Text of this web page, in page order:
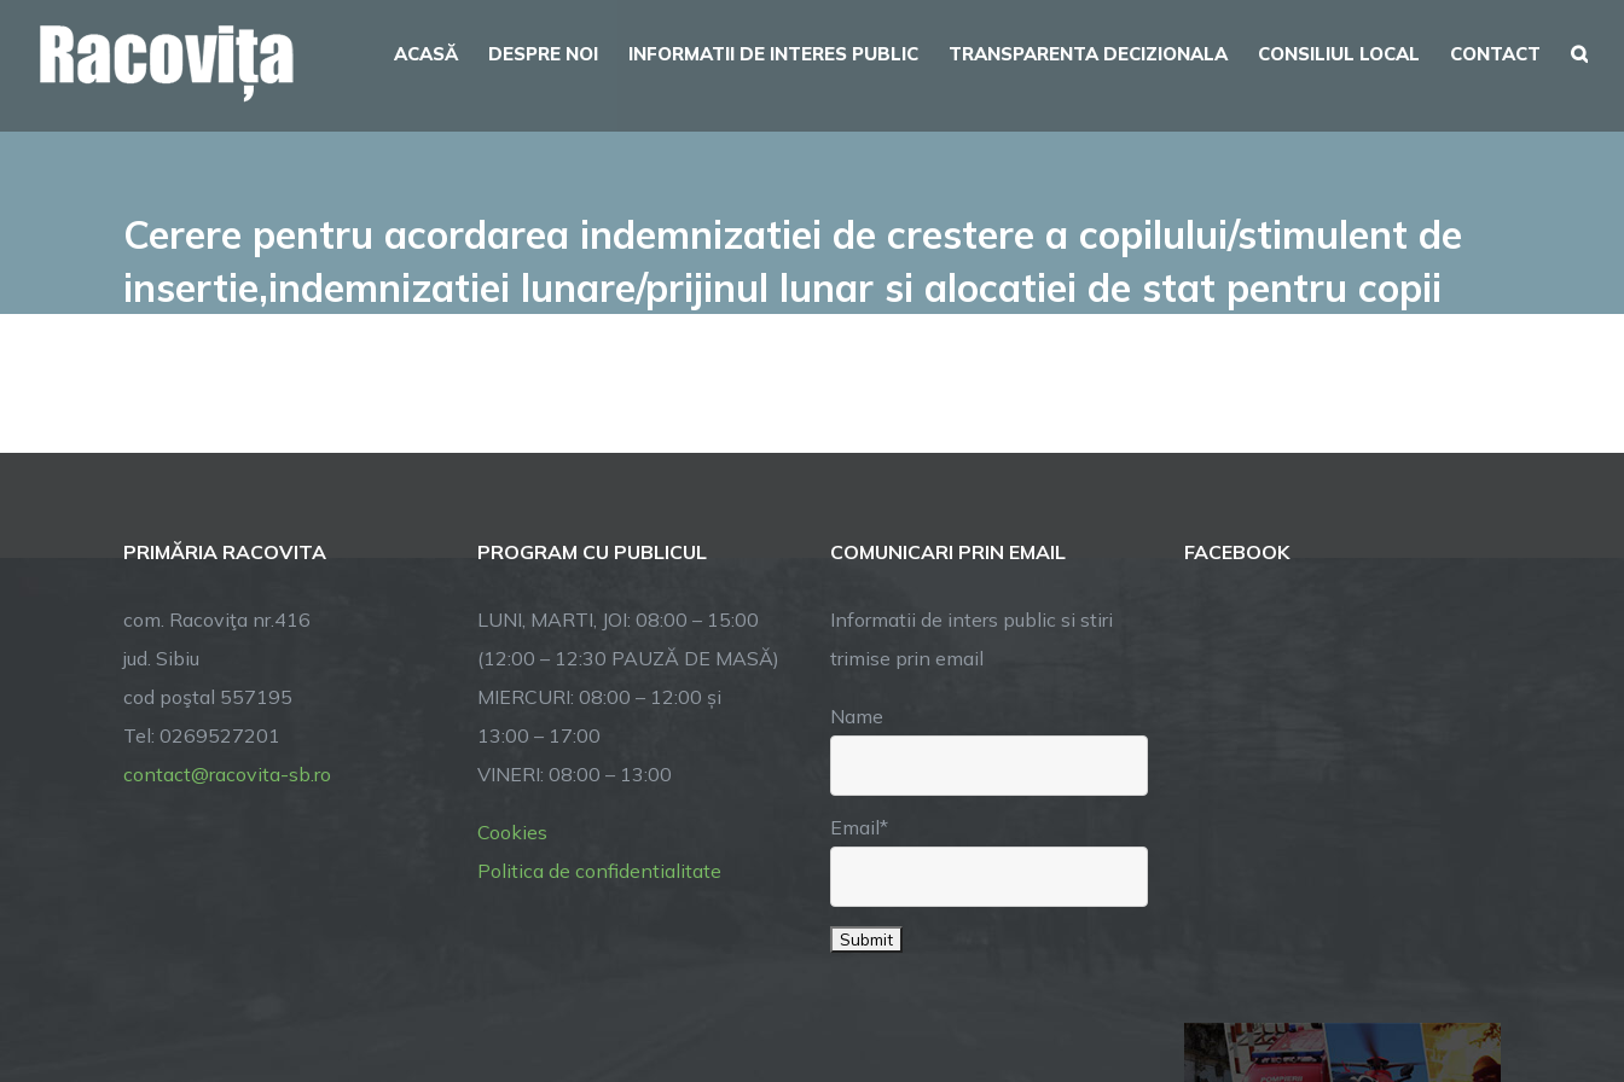
ACASĂ DESPRE NOI INFORMATII DE INTERES PUBLIC TRANSPARENTA DECIZIONALA CONSILIUL LOCAL CONTACT
Cerere pentru acordarea indemnizatiei de crestere a copilului/stimulent de
insertie,indemnizatiei lunare/prijinul lunar si alocatiei de stat pentru copii
PRIMĂRIA RACOVITA
com. Racoviţa nr.416
jud. Sibiu
cod poştal 557195
Tel: 0269527201
contact@racovita-sb.ro
PROGRAM CU PUBLICUL
LUNI, MARTI, JOI: 08:00 – 15:00
(12:00 – 12:30 PAUZĂ DE MASĂ)
MIERCURI: 08:00 – 12:00 și
13:00 – 17:00
VINERI: 08:00 – 13:00
Cookies
Politica de confidentialitate
COMUNICARI PRIN EMAIL
Informatii de inters public si stiri
trimise prin email
Name
Email*
FACEBOOK